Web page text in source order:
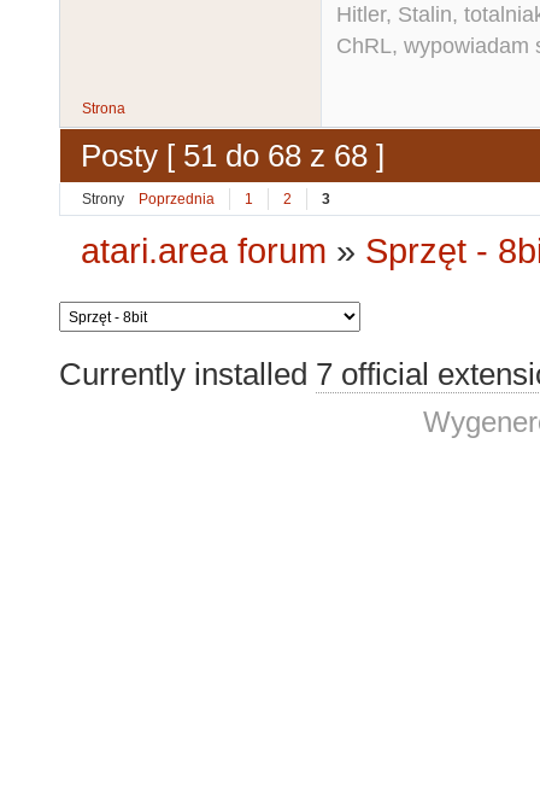
Hitler, Stalin,
ChRL, wypowiadam
Strona
Posty [ 51 do 68 z 68 ]
Strony Poprzednia 1 2 3
atari.area forum » Sprzęt -
Currently installed 7 official